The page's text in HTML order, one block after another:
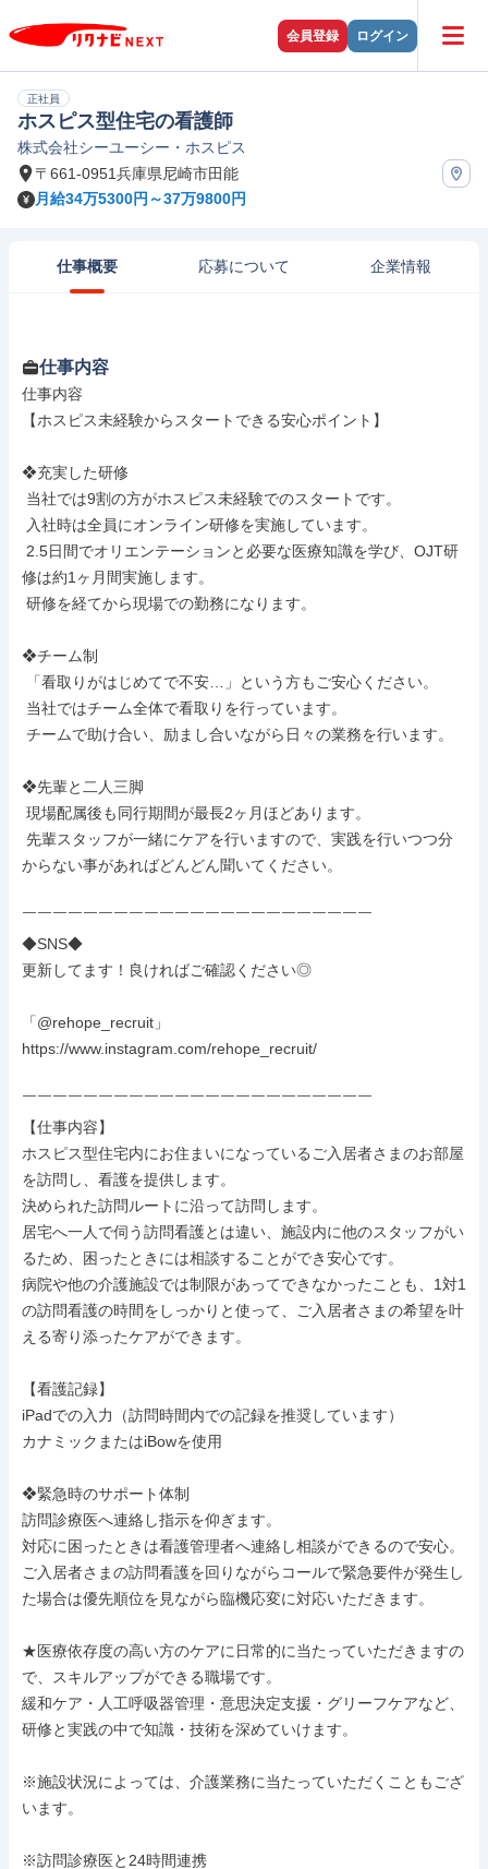
会員登録 ログイン
正社員
ホスピス型住宅の看護師
株式会社シーユーシー・ホスピス
〒661-0951兵庫県尼崎市田能
月給34万5300円～37万9800円
仕事概要 応募について 企業情報
仕事内容
仕事内容
【ホスピス未経験からスタートできる安心ポイント】
❖充実した研修
修は約1ヶ月間実施します。
❖チーム制
❖先輩と二人三脚
からない事があればどんどん聞いてください。
￣￣￣￣￣￣￣￣￣￣￣￣￣￣￣￣￣￣￣￣￣￣￣
◆SNS◆
更新してます！良ければご確認ください◎
「@rehope_recruit」
https://www.instagram.com/rehope_recruit/
￣￣￣￣￣￣￣￣￣￣￣￣￣￣￣￣￣￣￣￣￣￣￣
【仕事内容】
ホスピス型住宅内にお住まいになっているご入居者さまのお部屋
を訪問し、看護を提供します。
決められた訪問ルートに沿って訪問します。
居宅へ一人で伺う訪問看護とは違い、施設内に他のスタッフがい
るため、困ったときには相談することができ安心です。
病院や他の介護施設では制限があってできなかったことも、1対1
の訪問看護の時間をしっかりと使って、ご入居者さまの希望を叶
える寄り添ったケアができます。
【看護記録】
iPadでの入力（訪問時間内での記録を推奨しています）
カナミックまたはiBowを使用
❖緊急時のサポート体制
訪問診療医へ連絡し指示を仰ぎます。
対応に困ったときは看護管理者へ連絡し相談ができるので安心。
ご入居者さまの訪問看護を回りながらコールで緊急要件が発生し
た場合は優先順位を見ながら臨機応変に対応いただきます。
★医療依存度の高い方のケアに日常的に当たっていただきますの
で、スキルアップができる職場です。
緩和ケア・人工呼吸器管理・意思決定支援・グリーフケアなど、
研修と実践の中で知識・技術を深めていけます。
※施設状況によっては、介護業務に当たっていただくこともござ
います。
※訪問診療医と24時間連携